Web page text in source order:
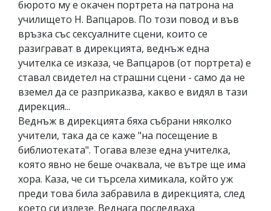
бюрото му е окачен портрета на патрона на
училището Н. Вапцаров. По този повод и във
връзка със сексуалните сцени, които се
разиграват в дирекцията, веднъж една
учителка се изказа, че Вапцаров (от портрета) е
ставал свидетел на страшни сцени - само да не
вземел да се разприказва, какво е видял в тази
дирекция...
Веднъж в дирекцията бяха събрани няколко
учители, така да се каже "на посещение в
библиотеката". Тогава влезе една учителка,
която явно не беше очаквала, че вътре ще има
хора. Каза, че си търсела химикала, който уж
преди това била забравила в дирекцията, след
което си излезе. Веднага последваха